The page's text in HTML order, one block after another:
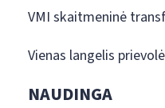
VMI skaitmeninė
Vienas langelis
NAUDINGA